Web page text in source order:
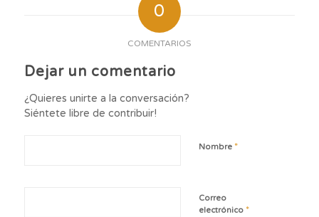
0
COMENTARIOS
Dejar un comentario
¿Quieres unirte a la conversación?
Siéntete libre de contribuir!
Nombre *
Correo
electrónico *